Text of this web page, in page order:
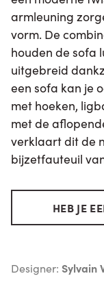
armleuning
vorm. De
houden de sofa
uitgebreid
een sofa kan je
met hoeken,
met de
verklaart dit de
bijzetfauteuil
HEB JE
Designer: Sylvain